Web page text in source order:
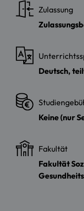
Zulassung
Deutsch,
Keine (nur
Fakultät
Fakultät